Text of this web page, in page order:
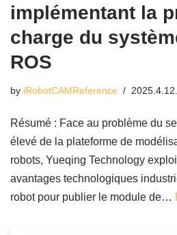
implémentant la
charge du
ROS
by iRobotCAMReference 2025.4.12.
Résumé : Face au problème du
élevé de la plateforme de
robots, Yueqing Technology
avantages technologiques
robot pour publier le module de…